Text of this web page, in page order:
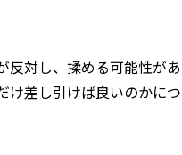
対し、揉める可能性があ
差し引けば良いのかに